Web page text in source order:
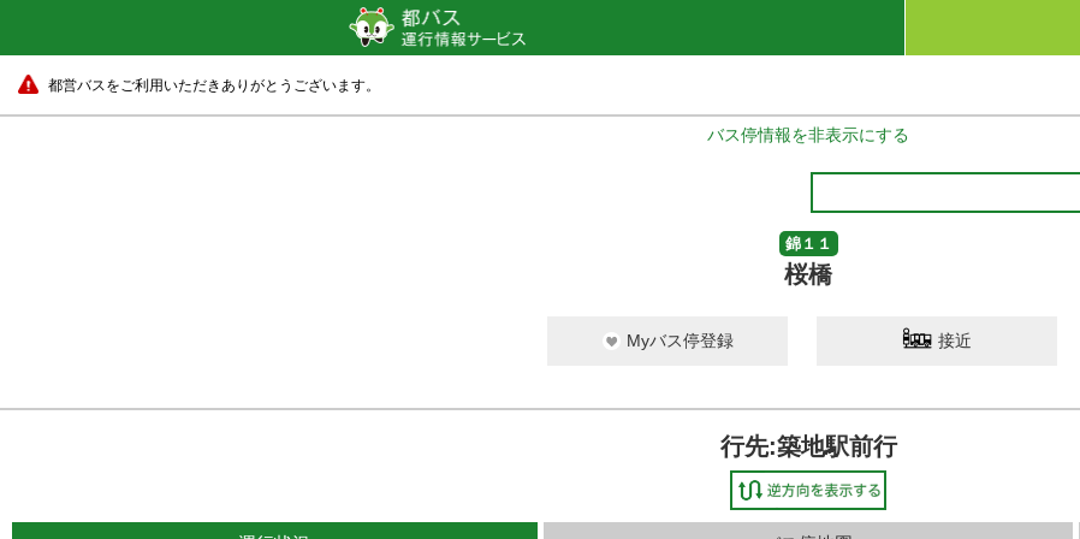
都営バスをご利用いただきありがとうございます。
バス停情報を非表示にする
錦１１
桜橋
Myバス停登録 接近
行先:築地駅前行